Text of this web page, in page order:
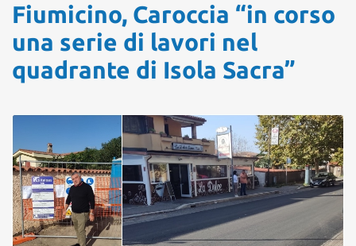
Fiumicino, Caroccia “in corso
una serie di lavori nel
quadrante di Isola Sacra”